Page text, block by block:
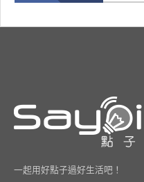
一起用好點子過好生活吧！